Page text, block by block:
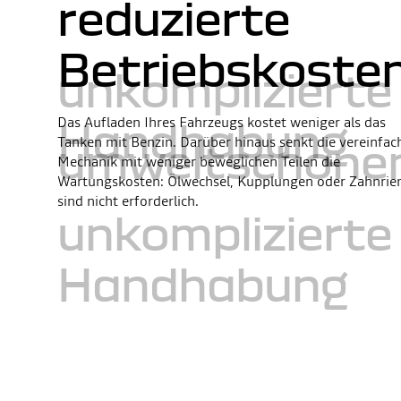
reduzierte
Das Aufladen Ihres Fahrzeugs kostet weniger als das
Tanken mit Benzin. Darüber hinaus senkt die
Mechanik mit weniger beweglichen Teilen die
Wartungskosten: Ölwechsel, Kupplungen oder
sind nicht erforderlich.
unkomplizierte
Handhabung
unkomplizierte
Handhabung